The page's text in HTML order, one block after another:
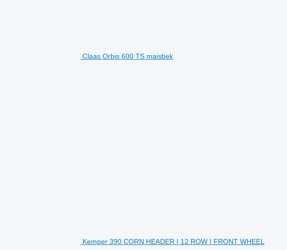
Claas Orbis 600 TS maisbek
Kemper 390 CORN HEADER | 12 ROW | FRONT WHEEL